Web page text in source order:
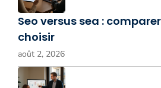
Seo versus sea :
choisir
août 2, 2026